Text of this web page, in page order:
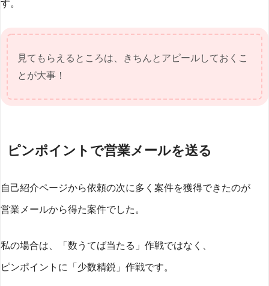
す。
見てもらえるところは、きちんとアピールしておくこ
とが大事！
ピンポイントで営業メールを送る
自己紹介ページから依頼の次に多く案件を獲得できたのが
営業メールから得た案件でした。
私の場合は、「数うてば当たる」作戦ではなく、
ピンポイントに「少数精鋭」作戦です。